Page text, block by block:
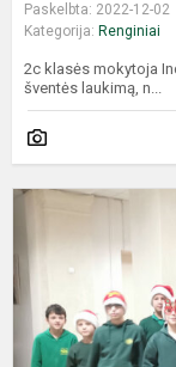
Paskelbta: 2022-12-02
Kategorija: Renginiai
2c klasės mokytoja
šventės laukimą, n...